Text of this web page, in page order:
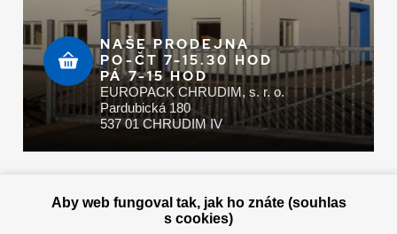
NAŠE PRODEJNA
PO-ČT 7-15.30 HOD
PÁ 7-15 HOD
EUROPACK CHRUDIM, s. r. o.
Pardubická 180
537 01 CHRUDIM IV
Aby web fungoval tak, jak ho znáte (souhlas
s cookies)